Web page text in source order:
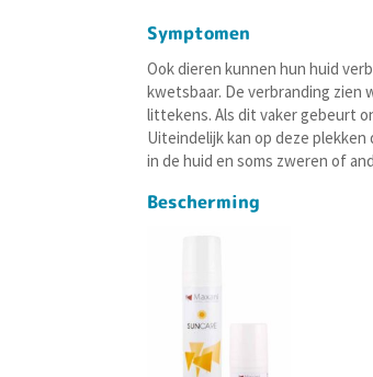
Symptomen
Ook dieren kunnen hun huid
kwetsbaar. De verbranding zien
littekens. Als dit vaker gebeurt
Uiteindelijk kan op deze
in de huid en soms zweren of
Bescherming